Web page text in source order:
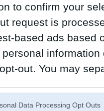
to confirm your
request is
based ads based
personal
out. You may
Data Processing Opt Outs